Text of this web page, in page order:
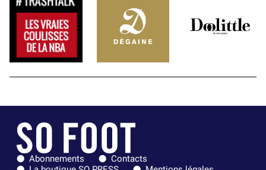
Abonnements
Contacts